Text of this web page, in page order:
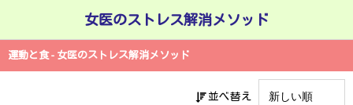
女医のストレス解消メソッド
運動と食 - 女医のストレス解消メソッド
並べ替え